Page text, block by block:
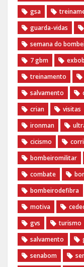
gsa
guarda-vidas
semana do
7 gbm
treinamento
salvamento
crian
visitas
ironman
cicismo
bombeiromilitar
combate
bombeirodefibra
motiva
gvs
turismo
salvamento
senabom